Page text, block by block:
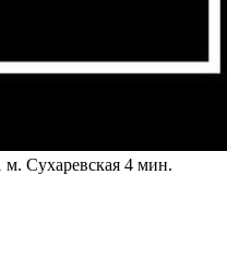
м. Сухаревская 4 мин.